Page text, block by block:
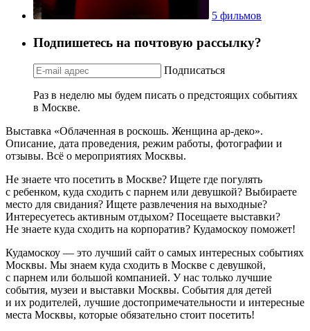
5 фильмов
Подпишетесь на почтовую рассылку?
Подписаться
Раз в неделю мы будем писать о предстоящих событиях
в Москве.
Выставка «Облаченная в роскошь. Женщина ар-деко».
Описание, дата проведения, режим работы, фотографии и
отзывы. Всё о мероприятиях Москвы.
Не знаете что посетить в Москве? Ищете где погулять
с ребенком, куда сходить с парнем или девушкой? Выбираете
место для свидания? Ищете развлечения на выходные?
Интересуетесь активным отдыхом? Посещаете выставки?
Не знаете куда сходить на корпоратив? Кудамоскоу поможет!
Кудамоскоу — это лучший сайт о самых интересных событиях
Москвы. Мы знаем куда сходить в Москве с девушкой,
с парнем или большой компанией. У нас только лучшие
события, музеи и выставки Москвы. События для детей
и их родителей, лучшие достопримечательности и интересные
места Москвы, которые обязательно стоит посетить!